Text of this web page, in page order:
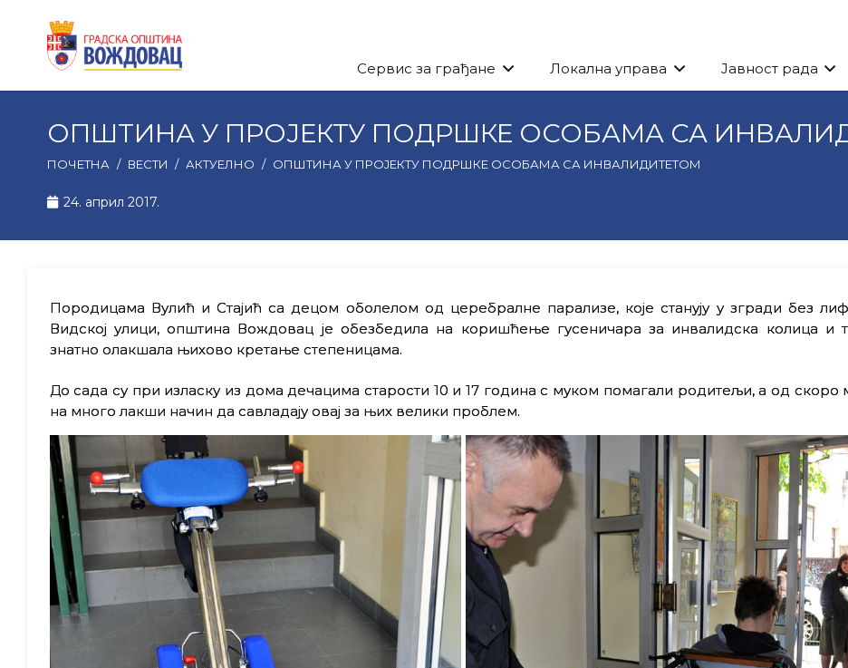
Сервис за грађане Локална управа Јавност рада
ОПШТИНА У ПРОЈЕКТУ ПОДРШКЕ ОСОБАМА СА
ПОЧЕТНА / ВЕСТИ / АКТУЕЛНО / ОПШТИНА У ПРОЈЕКТУ ПОДРШКЕ ОСОБАМА СА ИНВАЛИДИТЕТОМ
24. април 2017.
Породицама Вулић и Стајић са децом оболелом од церебралне парализе, које станују у згради без
Видској улици, општина Вождовац је обезбедила на коришћење гусеничара за инвалидска колица и
знатно олакшала њихово кретање степеницама.
До сада су при изласку из дома дечацима старости 10 и 17 година с муком помагали родитељи, а од скоро
на много лакши начин да савладају овај за њих велики проблем.